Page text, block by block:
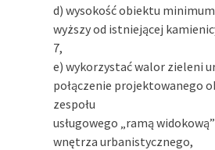
d) wysokość obiektu
wyższy od istniejącej
7,
e) wykorzystać walor zieleni
połączenie projektowanego
zespołu
usługowego „ramą
wnętrza urbanistycznego,